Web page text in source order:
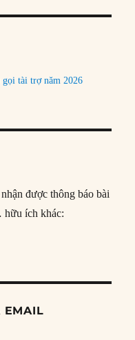
gọi tài trợ năm 2026
được thông báo bài
hữu ích khác:
EMAIL